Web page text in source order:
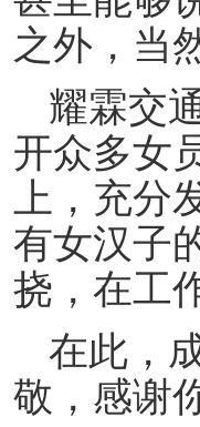
之外，当
耀霖交
开众多女
上，充分
有女汉子
挠，在工
在此，
敬，感谢